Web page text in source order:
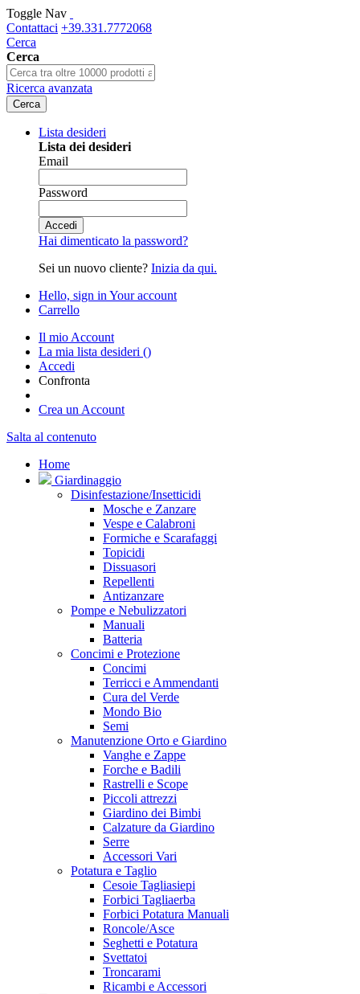
Toggle Nav
Contattaci +39.331.7772068
Cerca
Cerca
Ricerca avanzata
Cerca
Lista desideri
Lista dei desideri
Email
Password
Accedi
Hai dimenticato la password?
Sei un nuovo cliente? Inizia da qui.
Hello, sign in Your account
Carrello
Il mio Account
La mia lista desideri ()
Accedi
Confronta
Crea un Account
Salta al contenuto
Home
Giardinaggio
Disinfestazione/Insetticidi
Mosche e Zanzare
Vespe e Calabroni
Formiche e Scarafaggi
Topicidi
Dissuasori
Repellenti
Antizanzare
Pompe e Nebulizzatori
Manuali
Batteria
Concimi e Protezione
Concimi
Terricci e Ammendanti
Cura del Verde
Mondo Bio
Semi
Manutenzione Orto e Giardino
Vanghe e Zappe
Forche e Badili
Rastrelli e Scope
Piccoli attrezzi
Giardino dei Bimbi
Calzature da Giardino
Serre
Accessori Vari
Potatura e Taglio
Cesoie Tagliasiepi
Forbici Tagliaerba
Forbici Potatura Manuali
Roncole/Asce
Seghetti e Potatura
Svettatoi
Troncarami
Ricambi e Accessori